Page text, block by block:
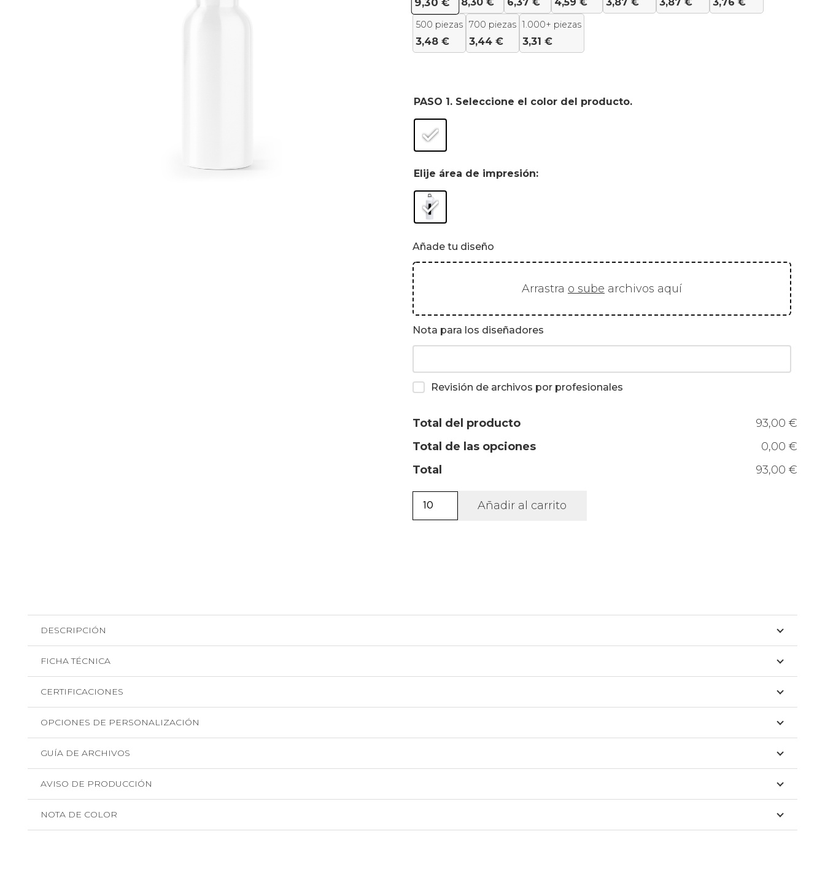
9,30 €
500 piezas
3,48 €
700 piezas
3,44 €
1.000+ piezas
3,31 €
PASO 1. Seleccione el color del producto.
Elije área de impresión:
Añade tu diseño
Arrastra o sube archivos aquí
Nota para los diseñadores
Revisión de archivos por profesionales
Total del producto
93,00 €
Total de las opciones
0,00 €
Total
93,00 €
Bidón
de
LÁSER
Añadir al carrito
DESCRIPCIÓN
FICHA TÉCNICA
CERTIFICACIONES
OPCIONES DE PERSONALIZACIÓN
GUÍA DE ARCHIVOS
AVISO DE PRODUCCIÓN
NOTA DE COLOR